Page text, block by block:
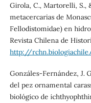
Girola, C., Martorelli, S.,
metacercarias de
Fellodistomidae) en
Revista Chilena de
http://
Gonzáles-Fernández, J.
del pez ornamental
biológico de